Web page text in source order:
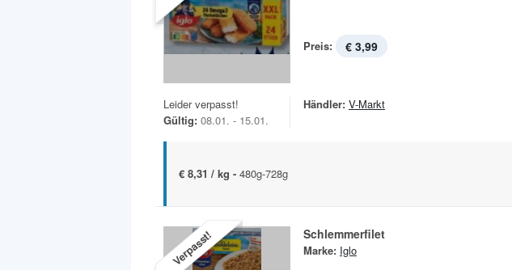
Preis: € 3,99
Leider verpasst!
Gültig: 08.01. - 15.01.
Händler: V-Markt
€ 8,31 / kg - 480g-728g
Verpasst! Schlemmerfilet
Marke: Iglo